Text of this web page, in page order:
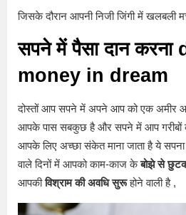
जिसके दौरान आपनी निजी जिंगी में खलबली
सपने में पैसा दान करना
money in dream
दोस्तों आप सपने में अपने आप को एक अमीर
आपके पास सबकुछ है और सपने में आप गरीबों
आपके लिए अच्छा संकेत माना जाता है ये
वाले दिनों में आपको काम-काज केबोझे से
आपकीविश्राम की अवधि सुरूहोने वाली है ,